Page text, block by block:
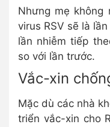
Nhưng mẹ không
virus RSV sẽ là
lần nhiễm tiếp
so với lần trước.
Vắc-xin
Mặc dù các nhà
triển vắc-xin cho